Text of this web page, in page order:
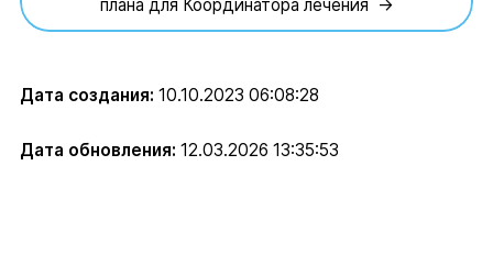
плана для Координатора лечения →
Дата создания: 10.10.2023 06:08:28
Дата обновления: 12.03.2026 13:35:53